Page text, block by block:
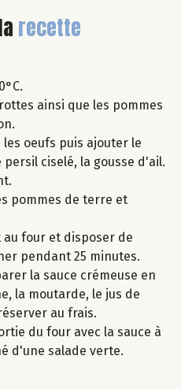
recette
ainsi que les pommes
oeufs puis ajouter le
ciselé, la gousse d'ail.
pommes de terre et
au four et disposer de
pendant 25 minutes.
la sauce crémeuse en
la moutarde, le jus de
au frais.
du four avec la sauce à
d'une salade verte.